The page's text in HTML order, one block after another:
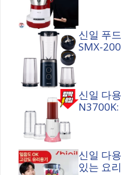
신일 푸
SMX-
신일 다
신일 다
있는 요